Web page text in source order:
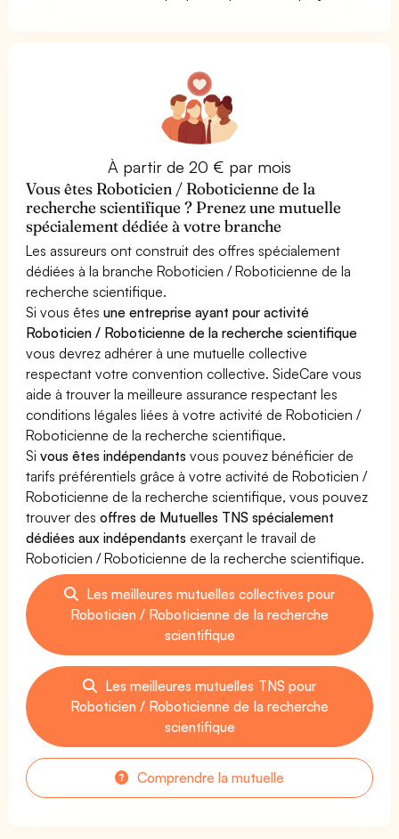
À partir de 20 € par mois
Vous êtes Roboticien / Roboticienne de la
recherche scientifique ? Prenez une mutuelle
spécialement dédiée à votre branche
Les assureurs ont construit des offres spécialement
dédiées à la branche Roboticien / Roboticienne de la
recherche scientifique.
Si vous êtesune entreprise ayant pour activité
Roboticien / Roboticienne de la recherche scientifique
vous devrez adhérer à une mutuelle collective
respectant votre convention collective. SideCare vous
aide à trouver la meilleure assurance respectant les
conditions légales liées à votre activité de Roboticien /
Roboticienne de la recherche scientifique.
Sivous êtes indépendants vous pouvez bénéficier de
tarifs préférentiels grâce à votre activité de Roboticien /
Roboticienne de la recherche scientifique, vous pouvez
trouver desoffres de Mutuelles TNS spécialement
dédiées aux indépendants exerçant le travail de
Roboticien / Roboticienne de la recherche scientifique.
Les meilleures mutuelles collectives pour
Roboticien / Roboticienne de la recherche
scientifique
Les meilleures mutuelles TNS pour
Roboticien / Roboticienne de la recherche
scientifique
Comprendre la mutuelle